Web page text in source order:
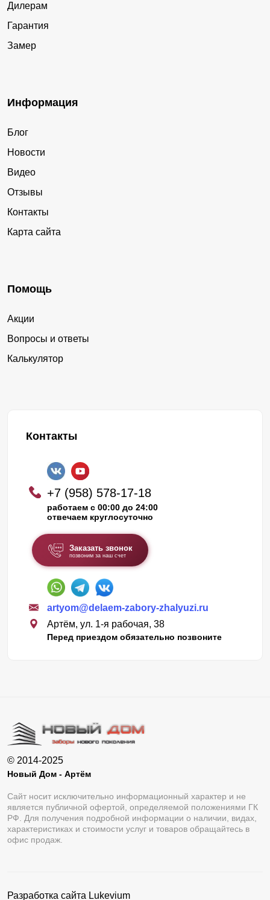
Дилерам
Гарантия
Замер
Информация
Блог
Новости
Видео
Отзывы
Контакты
Карта сайта
Помощь
Акции
Вопросы и ответы
Калькулятор
Контакты
+7 (958) 578-17-18
работаем с 00:00 до 24:00
отвечаем круглосуточно
Заказать звонок
позвоним за наш счет
artyom@delaem-zabory-zhalyuzi.ru
Артём, ул. 1-я рабочая, 38
Перед приездом обязательно позвоните
© 2014-2025
Новый Дом - Артём
Сайт носит исключительно информационный характер и не
является публичной офертой, определяемой положениями ГК
РФ. Для получения подробной информации о наличии, видах,
характеристиках и стоимости услуг и товаров обращайтесь в
офис продаж.
Разработка сайта Lukevium